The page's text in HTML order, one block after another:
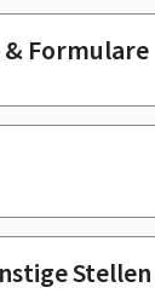
Formulare
Stellen